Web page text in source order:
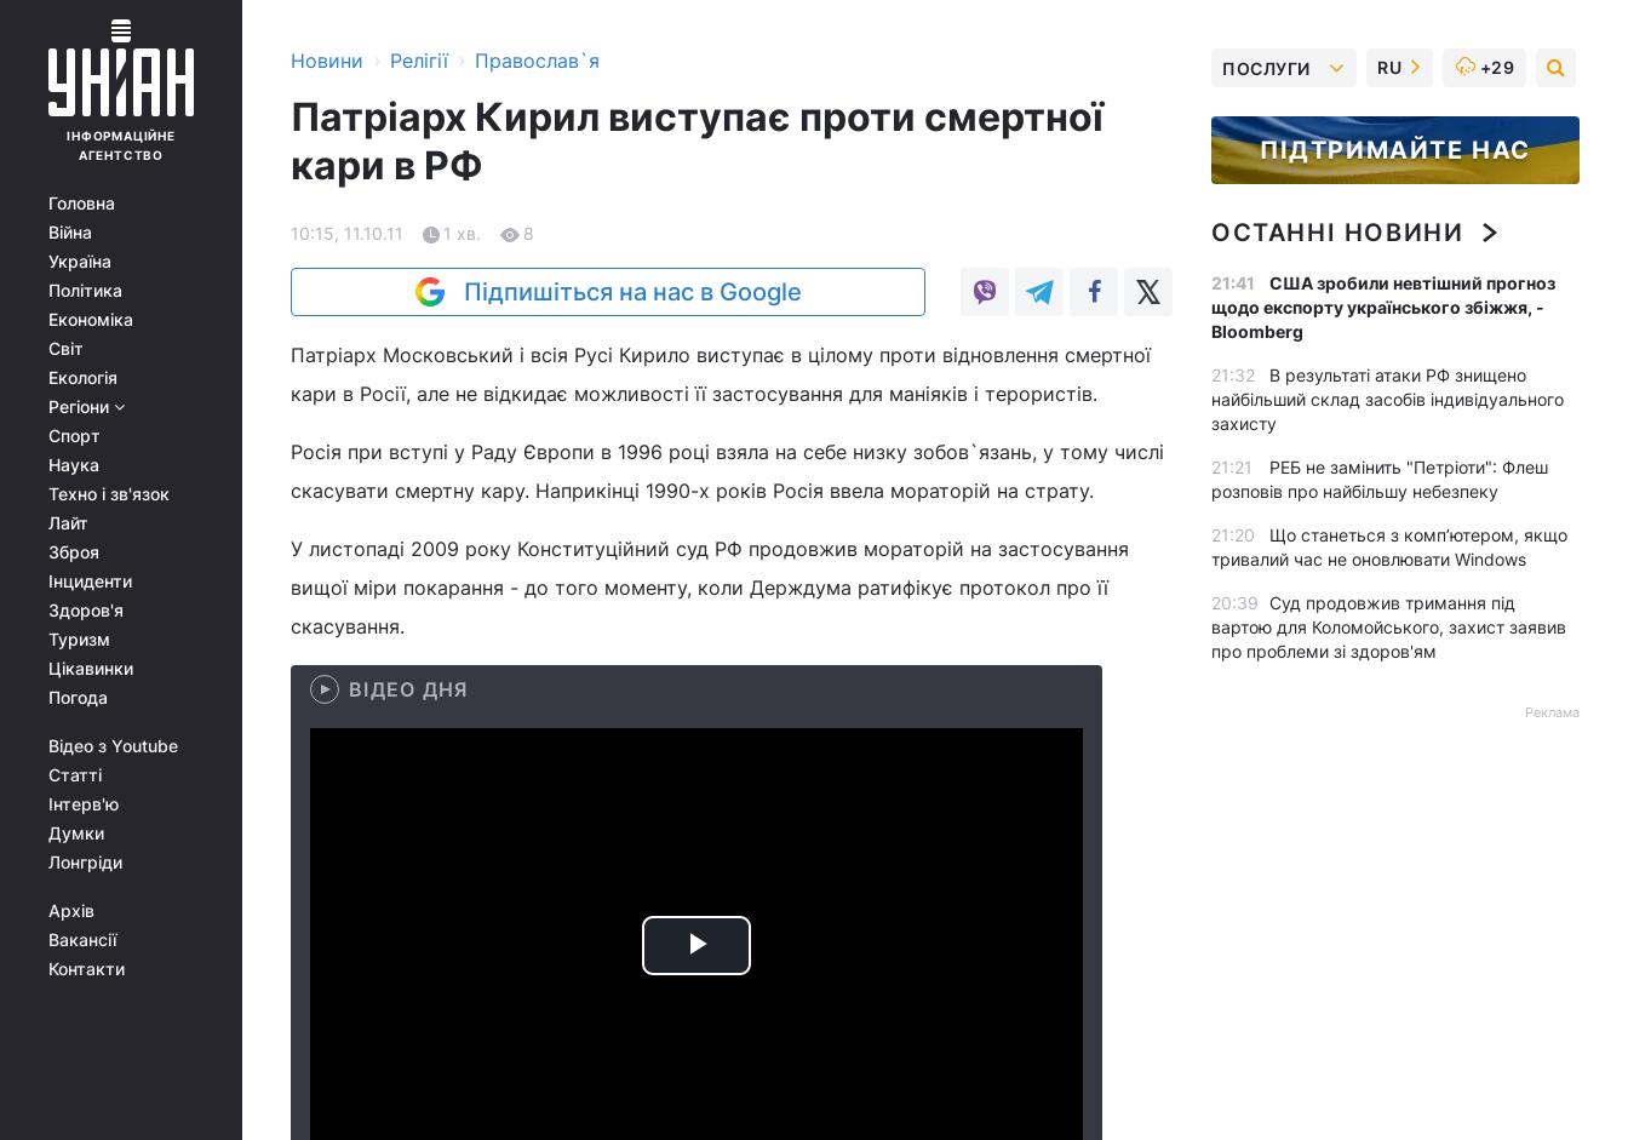
ІНФОРМАЦІЙНЕ
АГЕНТСТВО
Головна
Війна
Україна
Політика
Економіка
Світ
Екологія
Регіони
Спорт
Наука
Техно і зв'язок
Лайт
Зброя
Інциденти
Здоров'я
Туризм
Цікавинки
Погода
Відео з Youtube
Статті
Інтерв'ю
Думки
Лонгріди
Архів
Вакансії
Контакти
Новини › Релігії › Православ`я
Патріарх Кирил виступає проти смертної
кари в РФ
10:15, 11.10.11 1 хв. 8
Підпишіться на нас в Google
Патріарх Московський і всія Русі Кирило виступає в цілому проти відновлення смертної
кари в Росії, але не відкидає можливості її застосування для маніяків і терористів.
Росія при вступі у Раду Європи в 1996 році взяла на себе низку зобов`язань, у тому числі
скасувати смертну кару. Наприкінці 1990-х років Росія ввела мораторій на страту.
У листопаді 2009 року Конституційний суд РФ продовжив мораторій на застосування
вищої міри покарання - до того моменту, коли Держдума ратифікує протокол про її
скасування.
ВІДЕО ДНЯ
Play
ПОСЛУГИ RU +29
ПІДТРИМАЙТЕ НАС
ОСТАННІ НОВИНИ
21:41
США зробили невтішний прогноз
щодо експорту українського збіжжя, -
Bloomberg
21:32
В результаті атаки РФ знищено
найбільший склад засобів індивідуального
захисту
21:21
РЕБ не замінить "Петріоти": Флеш
розповів про найбільшу небезпеку
21:20
Що станеться з комп’ютером, якщо
тривалий час не оновлювати Windows
20:39 Суд продовжив тримання під
вартою для Коломойського, захист заявив
про проблеми зі здоров'ям
Реклама